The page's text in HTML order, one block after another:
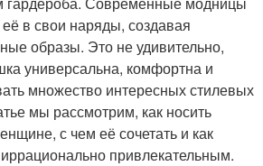
в свои наряды, создавая
образы. Это не удивительно,
универсальна, комфортна и
множество интересных стилевых
мы рассмотрим, как носить
с чем её сочетать и как
привлекательным.